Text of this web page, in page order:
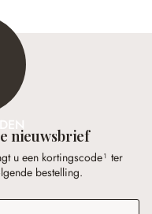
nieuwsbrief
u een kortingscode¹ ter
bestelling.